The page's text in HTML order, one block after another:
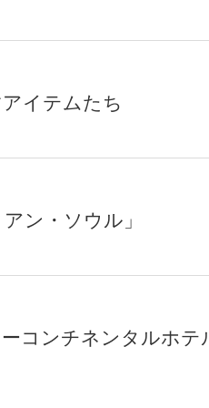
イテムたち
ン・ソウル」
コンチネンタルホテ